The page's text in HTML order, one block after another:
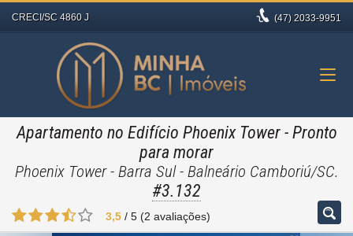
CRECI/SC 4860 J (47) 2033-9951
Apartamento no Edifício Phoenix Tower- Pronto
para morar
Phoenix Tower - Barra Sul - Balneário Camboriú/SC.
#3.132
3,5 / 5 (2 avaliações)